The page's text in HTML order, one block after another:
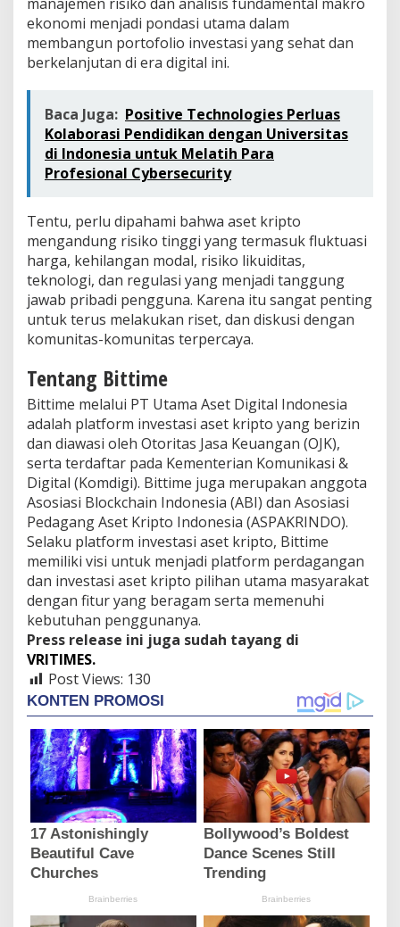
ekonomi menjadi pondasi utama dalam
membangun portofolio investasi yang sehat dan
berkelanjutan di era digital ini.
Baca Juga: Positive Technologies Perluas
Kolaborasi Pendidikan dengan Universitas
di Indonesia untuk Melatih Para
Profesional Cybersecurity
Tentu, perlu dipahami bahwa aset kripto
mengandung risiko tinggi yang termasuk fluktuasi
harga, kehilangan modal, risiko likuiditas,
teknologi, dan regulasi yang menjadi tanggung
jawab pribadi pengguna. Karena itu sangat penting
untuk terus melakukan riset, dan diskusi dengan
komunitas-komunitas terpercaya.
Tentang Bittime
Bittime melalui PT Utama Aset Digital Indonesia
adalah platform investasi aset kripto yang berizin
dan diawasi oleh Otoritas Jasa Keuangan (OJK),
serta terdaftar pada Kementerian Komunikasi &
Digital (Komdigi). Bittime juga merupakan anggota
Asosiasi Blockchain Indonesia (ABI) dan Asosiasi
Pedagang Aset Kripto Indonesia (ASPAKRINDO).
Selaku platform investasi aset kripto, Bittime
memiliki visi untuk menjadi platform perdagangan
dan investasi aset kripto pilihan utama masyarakat
dengan fitur yang beragam serta memenuhi
kebutuhan penggunanya.
Press release ini juga sudah tayang di
VRITIMES.
Post Views: 130